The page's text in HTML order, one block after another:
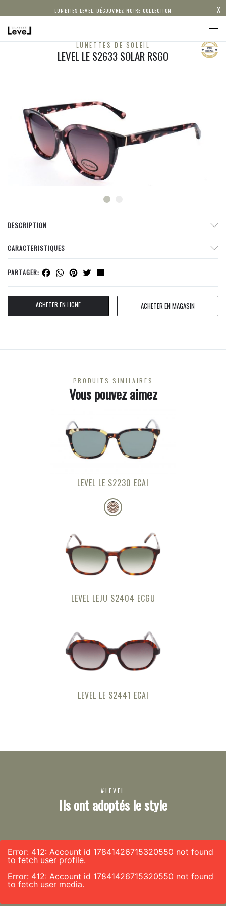
LUNETTES LEVEL, DÉCOUVREZ NOTRE COLLECTION X
LUNETTES DE SOLEIL
LEVEL LE S2633 SOLAR RSGO
DESCRIPTION
CARACTERISTIQUES
PARTAGER: Facebook
WhatsApp
Pinterest
Twitter
ACHETER EN LIGNE ACHETER EN MAGASIN
PRODUITS SIMILAIRES
Vous pouvez aimez
LEVEL LE S2230 ECAI
LEVEL LEJU S2404 ECGU
LEVEL LE S2441 ECAI
#LEVEL
Ils ont adoptés le style
Error: 412: Account id 17841426715320550 not found
to fetch user profile.
Error: 412: Account id 17841426715320550 not found
to fetch user media.